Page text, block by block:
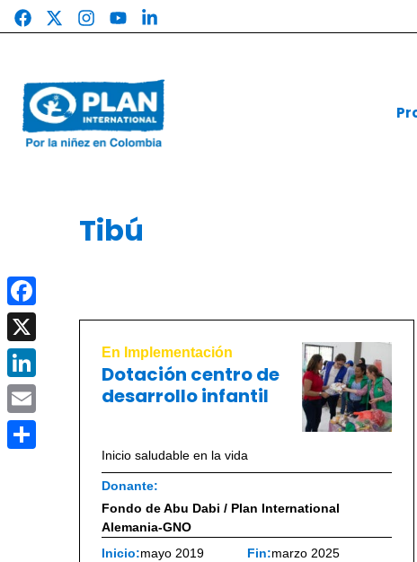
Saltar
al
Tibú
En Implementación
Dotación centro de
desarrollo infantil
Inicio saludable en la vida
Donante:
Fondo de Abu Dabi / Plan International
Alemania-GNO
Inicio:mayo 2019 Fin:marzo 2025
Facebook
X
LinkedIn
Email